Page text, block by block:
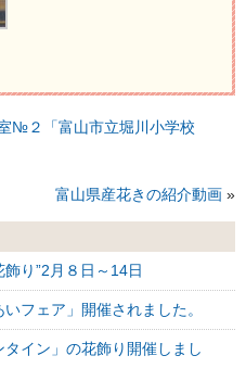
№２「富山市立堀川小学校
富山県産花きの紹介動画 »
り”2月８日～14日
フェア」開催されました。
イン」の花飾り開催しまし